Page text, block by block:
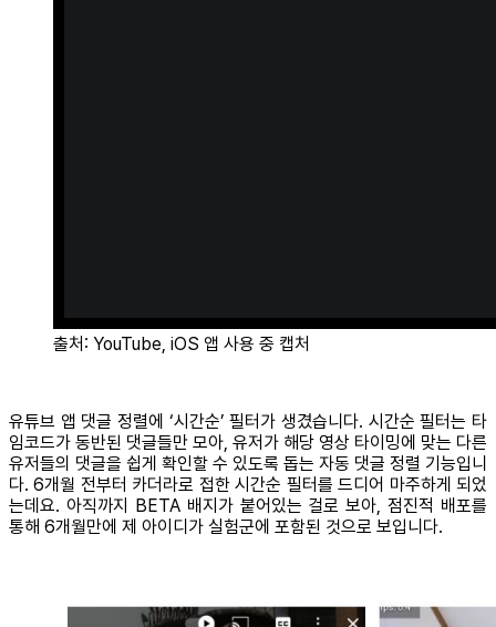
출처: YouTube, iOS 앱 사용 중 캡처
유튜브 앱 댓글 정렬에 ‘시간순’ 필터가 생겼습니다. 시간순 필터는 타
임코드가 동반된 댓글들만 모아, 유저가 해당 영상 타이밍에 맞는 다른
유저들의 댓글을 쉽게 확인할 수 있도록 돕는 자동 댓글 정렬 기능입니
다. 6개월 전부터 카더라로 접한 시간순 필터를 드디어 마주하게 되었
는데요. 아직까지 BETA 배지가 붙어있는 걸로 보아, 점진적 배포를
통해 6개월만에 제 아이디가 실험군에 포함된 것으로 보입니다.